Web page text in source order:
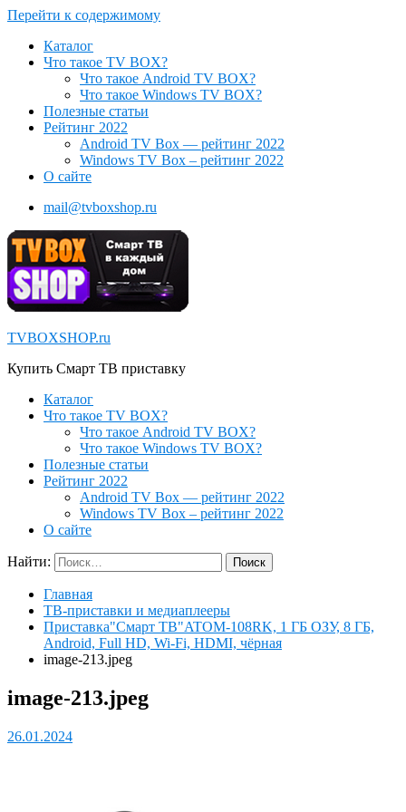
Перейти к содержимому
Каталог
Что такое TV BOX?
Что такое Android TV BOX?
Что такое Windows TV BOX?
Полезные статьи
Рейтинг 2022
Android TV Box — рейтинг 2022
Windows TV Box – рейтинг 2022
О сайте
mail@tvboxshop.ru
TVBOXSHOP.ru
Купить Смарт ТВ приставку
Каталог
Что такое TV BOX?
Что такое Android TV BOX?
Что такое Windows TV BOX?
Полезные статьи
Рейтинг 2022
Android TV Box — рейтинг 2022
Windows TV Box – рейтинг 2022
О сайте
Найти:
Главная
ТВ-приставки и медиаплееры
Приставка"Смарт ТВ"ATOM-108RK, 1 ГБ ОЗУ, 8 ГБ,
Android, Full HD, Wi-Fi, HDMI, чёрная
image-213.jpeg
image-213.jpeg
26.01.2024